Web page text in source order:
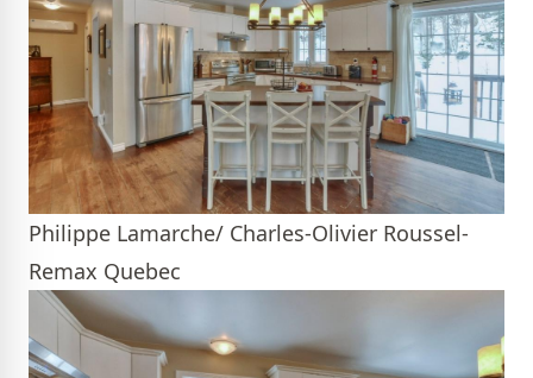
Philippe Lamarche/ Charles-Olivier Roussel-
Remax Quebec